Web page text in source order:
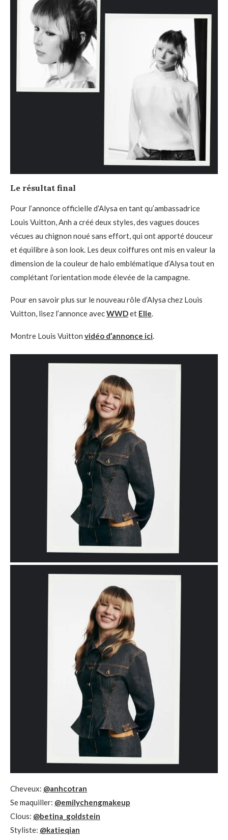
Le résultat final
Pour l’annonce officielle d’Alysa en tant qu’ambassadrice
Louis Vuitton, Anh a créé deux styles, des vagues douces
vécues au chignon noué sans effort, qui ont apporté douceur
et équilibre à son look. Les deux coiffures ont mis en valeur la
dimension de la couleur de halo emblématique d’Alysa tout en
complétant l’orientation mode élevée de la campagne.
Pour en savoir plus sur le nouveau rôle d’Alysa chez Louis
Vuitton, lisez l’annonce avecWWDet Elle.
Montre Louis Vuitton vidéo d’annonce ici.
Cheveux: @anhcotran
Se maquiller: @emilychengmakeup
Clous: @betina_goldstein
Styliste: @katieqian